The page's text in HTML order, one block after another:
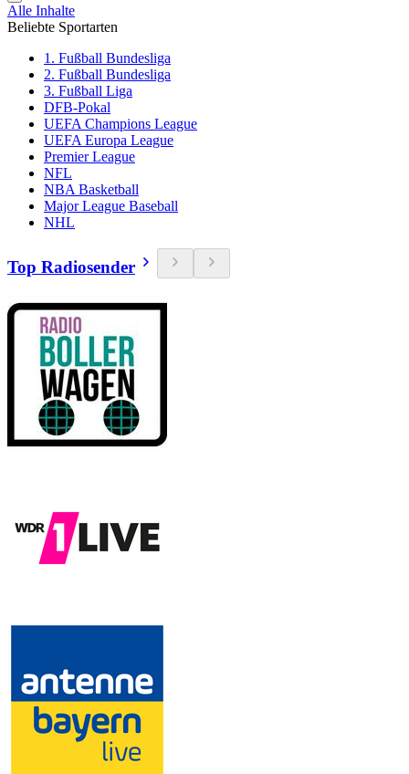
Alle Inhalte
Beliebte Sportarten
1. Fußball Bundesliga
2. Fußball Bundesliga
3. Fußball Liga
DFB-Pokal
UEFA Champions League
UEFA Europa League
Premier League
NFL
NBA Basketball
Major League Baseball
NHL
Top Radiosender